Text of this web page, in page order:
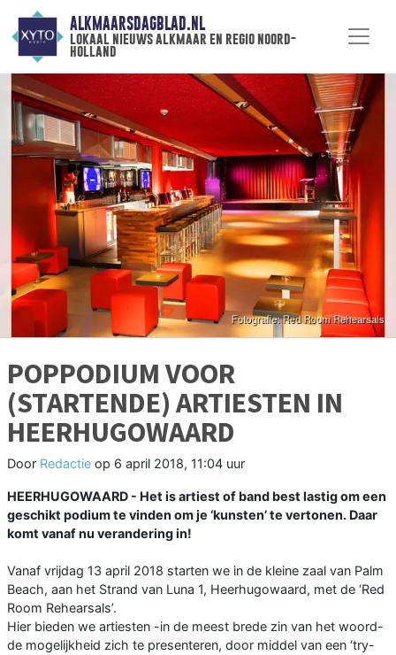
ALKMAARSDAGBLAD.NL
lokaal nieuws alkmaar en regio noord-
holland
POPPODIUM VOOR
(STARTENDE) ARTIESTEN IN
HEERHUGOWAARD
Door Redactie op 6 april 2018, 11:04 uur
HEERHUGOWAARD - Het is artiest of band best lastig om een
geschikt podium te vinden om je ‘kunsten’ te vertonen. Daar
komt vanaf nu verandering in!
Vanaf vrijdag 13 april 2018 starten we in de kleine zaal van Palm
Beach, aan het Strand van Luna 1, Heerhugowaard, met de ‘Red
Room Rehearsals’.
Hier bieden we artiesten -in de meest brede zin van het woord-
de mogelijkheid zich te presenteren, door middel van een ‘try-